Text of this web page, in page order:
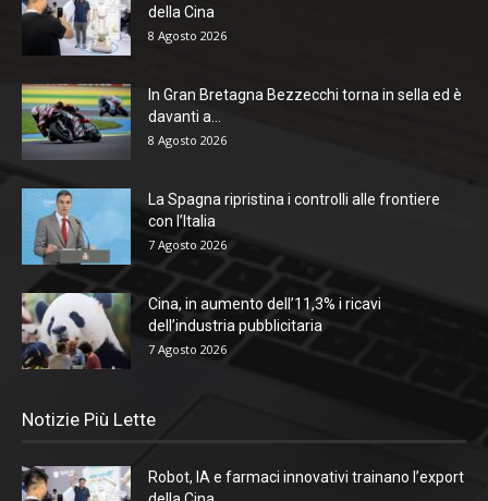
della Cina
8 Agosto 2026
In Gran Bretagna Bezzecchi torna in sella ed è
davanti a...
8 Agosto 2026
La Spagna ripristina i controlli alle frontiere
con l’Italia
7 Agosto 2026
Cina, in aumento dell’11,3% i ricavi
dell’industria pubblicitaria
7 Agosto 2026
Notizie Più Lette
Robot, IA e farmaci innovativi trainano l’export